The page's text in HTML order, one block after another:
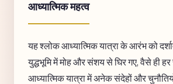
आध्यात्मिक महत्व
यह श्लोक आध्यात्मिक यात्रा के आरंभ को
युद्धभूमि में मोह और संशय से घिर गए, वैसे ही
आध्यात्मिक यात्रा में अनेक संदेहों और